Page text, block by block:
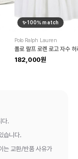
✨100% match
Polo Ralph Lauren
182,000원
다.
습니다.
는 교환/반품 사유가